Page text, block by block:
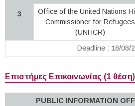
3
Office of the United Nations
Commissioner for Refugees
(UNHCR)
Deadline : 18/08/
Επιστήμες Επικοινωνίας (1 θέση)
PUBLIC INFORMATION